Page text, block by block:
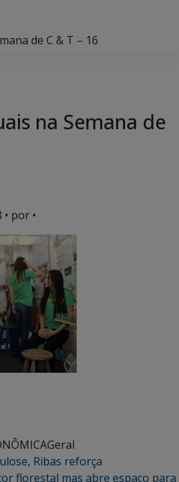
de C & T – 16
na Semana de
• por •
Geral
Ribas reforça
florestal mas abre espaço para